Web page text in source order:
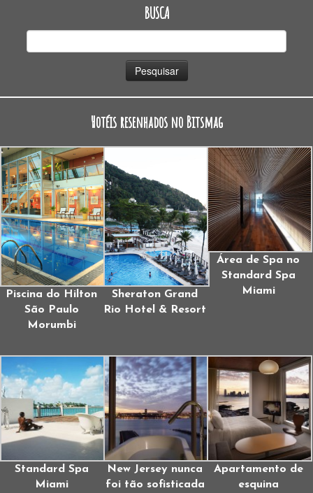
BUSCA
Hotéis resenhados no Bitsmag
Piscina do Hilton
São Paulo
Morumbi
Sheraton Grand
Rio Hotel & Resort
Área de Spa no
Standard Spa
Miami
Standard Spa
Miami
New Jersey nunca
foi tão sofisticada
Apartamento de
esquina